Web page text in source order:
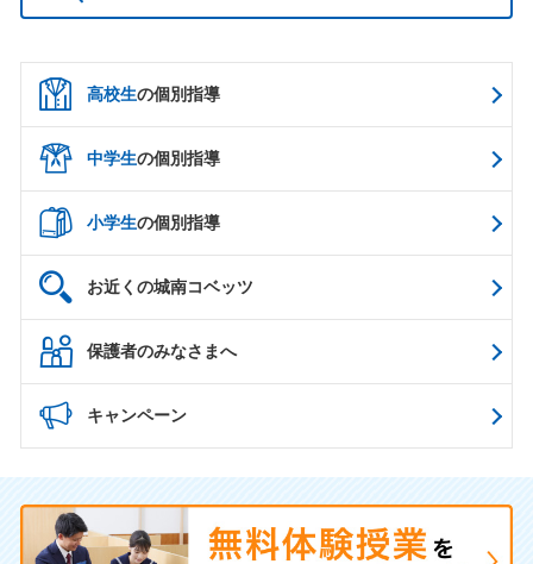
高校生の個別指導
中学生の個別指導
小学生の個別指導
お近くの城南コベッツ
保護者のみなさまへ
キャンペーン